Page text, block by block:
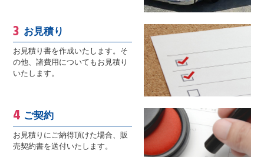
お見積り
お見積り書を作成いたします。そ
の他、諸費用についてもお見積り
いたします。
ご契約
お見積りにご納得頂けた場合、販
売契約書を送付いたします。